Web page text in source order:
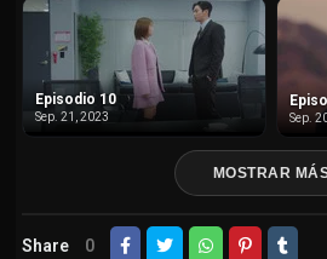
Episodio 10
Sep. 21, 2023 Sep.
MOSTRAR
Share 0